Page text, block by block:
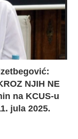
NJIH NE
na KCUS-u
jula 2025.